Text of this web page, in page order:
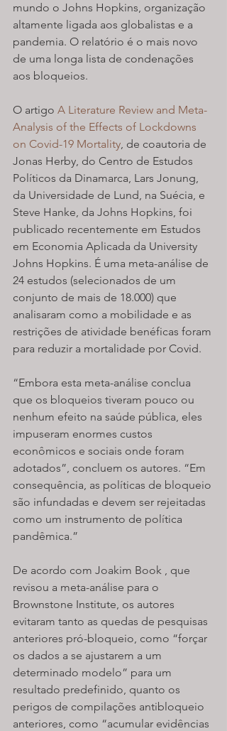
mundo o Johns Hopkins, organização
altamente ligada aos globalistas e a
pandemia. O relatório é o mais novo
de uma longa lista de condenações
aos bloqueios.
O artigo A Literature Review and Meta-
Analysis of the Effects of Lockdowns
on Covid-19 Mortality, de coautoria de
Jonas Herby, do Centro de Estudos
Políticos da Dinamarca, Lars Jonung,
da Universidade de Lund, na Suécia, e
Steve Hanke, da Johns Hopkins, foi
publicado recentemente em Estudos
em Economia Aplicada da University
Johns Hopkins. É uma meta-análise de
24 estudos (selecionados de um
conjunto de mais de 18.000) que
analisaram como a mobilidade e as
restrições de atividade benéficas foram
para reduzir a mortalidade por Covid.
“Embora esta meta-análise conclua
que os bloqueios tiveram pouco ou
nenhum efeito na saúde pública, eles
impuseram enormes custos
econômicos e sociais onde foram
adotados”, concluem os autores. “Em
consequência, as políticas de bloqueio
são infundadas e devem ser rejeitadas
como um instrumento de política
pandêmica.”
De acordo com Joakim Book , que
revisou a meta-análise para o
Brownstone Institute, os autores
evitaram tanto as quedas de pesquisas
anteriores pró-bloqueio, como “forçar
os dados a se ajustarem a um
determinado modelo” para um
resultado predefinido, quanto os
perigos de compilações antibloqueio
anteriores, como “acumular evidências